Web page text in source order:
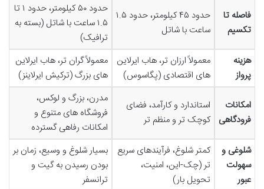
فاصله تا
تکسیم
حدود ۴۵ کیلومتر، حدود ۱.۵
ساعت با شاتل
حدود ۵۰ کیلومتر، حدود ۱ تا
۱.۵ ساعت با شاتل (بسته به
ترافیک)
هزینه
پرواز
معمولاً ارزان تر، هاب ایرلاین
های اقتصادی (پگاسوس)
معمولاً گران تر، هاب ایرلاین
های بزرگ (ترکیش ایرلاینز)
امکانات
فرودگاهی
استاندارد و کارآمد، فضای
کوچک تر و منظم تر
مدرن، بزرگ و لوکس،
فروشگاه های متنوع و
امکانات رفاهی گسترده
شلوغی و
سهولت
عبور
کمتر شلوغ، فرآیندهای سریع
تر (چک-این، امنیت،
تحویل بار)
بسیار شلوغ و وسیع، زمان بر
بودن رسیدن به گیت و
ترانسفر